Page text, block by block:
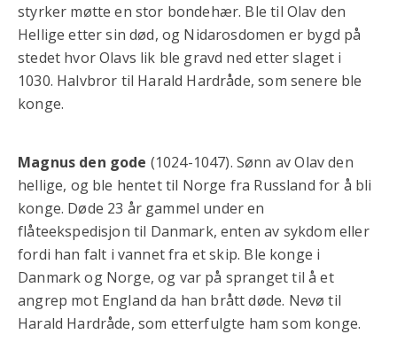
styrker møtte en stor bondehær. Ble til Olav den
Hellige etter sin død, og Nidarosdomen er bygd på
stedet hvor Olavs lik ble gravd ned etter slaget i
1030. Halvbror til Harald Hardråde, som senere ble
konge.
Magnus den gode (1024-1047). Sønn av Olav den
hellige, og ble hentet til Norge fra Russland for å bli
konge. Døde 23 år gammel under en
flåteekspedisjon til Danmark, enten av sykdom eller
fordi han falt i vannet fra et skip. Ble konge i
Danmark og Norge, og var på spranget til å et
angrep mot England da han brått døde. Nevø til
Harald Hardråde, som etterfulgte ham som konge.